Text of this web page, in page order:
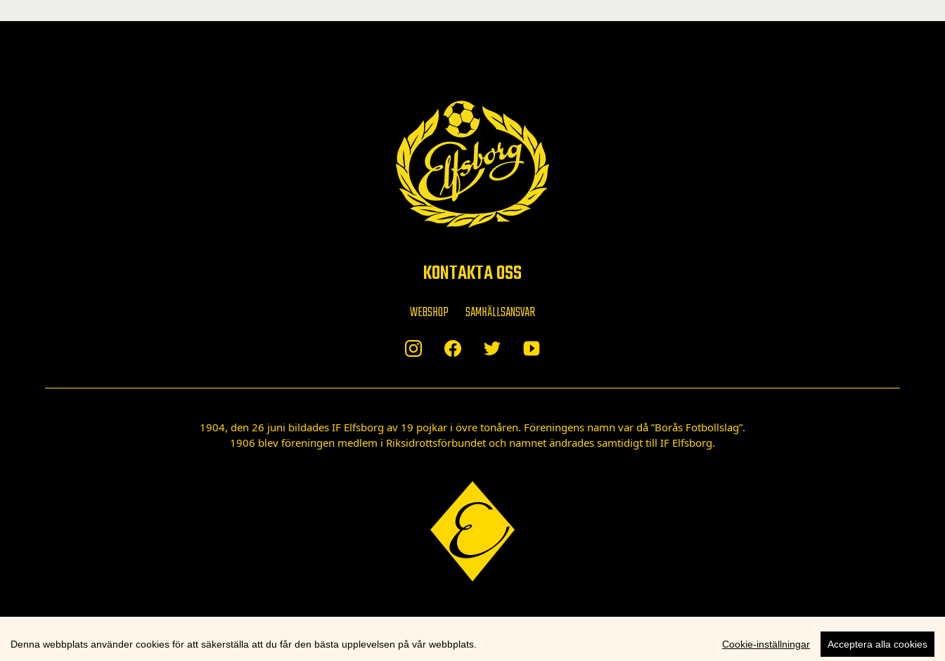
KONTAKTA OSS
WEBSHOP SAMHÄLLSANSVAR
1904, den 26 juni bildades IF Elfsborg av 19 pojkar i övre tonåren. Föreningens namn var då ”Borås Fotbollslag”.
1906 blev föreningen medlem i Riksidrottsförbundet och namnet ändrades samtidigt till IF Elfsborg.
Denna webbplats använder cookies för att säkerställa att du får den bästa upplevelsen på vår webbplats. Cookie-inställningar Acceptera alla cookies